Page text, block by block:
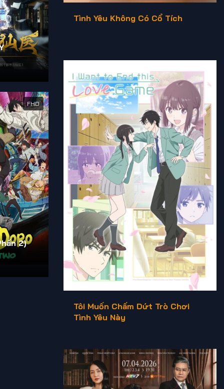
FHD
2)
Tình Yêu Không Có Cổ Tích
Tôi Muốn Chấm Dứt Trò Chơi
Tình Yêu Này